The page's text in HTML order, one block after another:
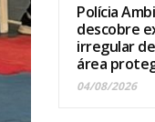
Polícia
descobre
irregular
área
04/08/2026